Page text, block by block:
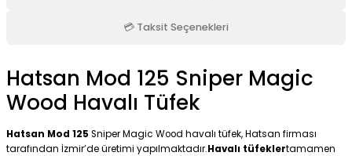
💳 Taksit Seçenekleri
Hatsan Mod 125 Sniper Magic
Wood Havalı Tüfek
Hatsan Mod 125 Sniper Magic Wood havalı tüfek, Hatsan firması
tarafından İzmir’de üretimi yapılmaktadır.Havalı tüfeklertamamen